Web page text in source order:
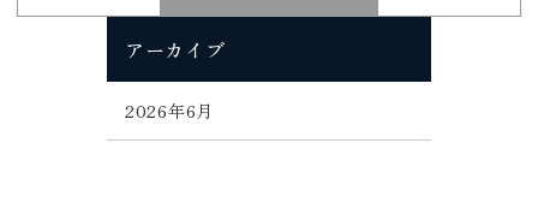
アーカイブ
2026年6月